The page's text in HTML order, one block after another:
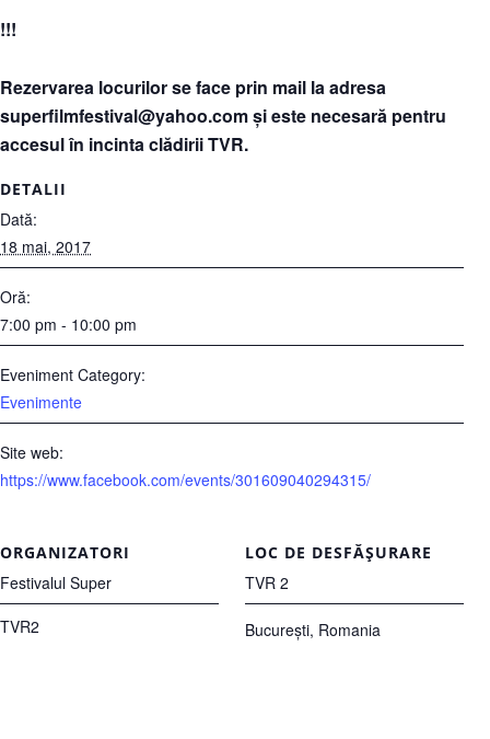
!!!
Rezervarea locurilor se face prin mail la adresa
superfilmfestival@yahoo.com și este necesară pentru
accesul în incinta clădirii TVR.
DETALII
Dată:
18 mai, 2017
Oră:
7:00 pm - 10:00 pm
Eveniment Category:
Evenimente
Site web:
https://www.facebook.com/events/301609040294315/
LOC DE DESFĂȘURARE
TVR 2
București, Romania
ORGANIZATORI
Festivalul Super
TVR2